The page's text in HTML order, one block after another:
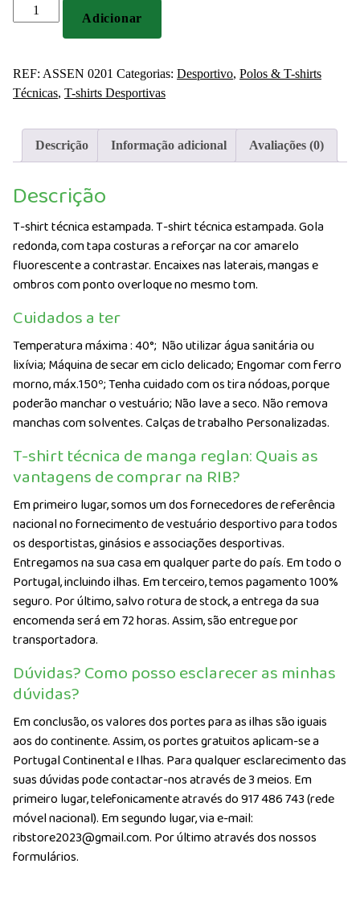
Quantidade
de
estampada
Adicionar
REF: ASSEN 0201 Categorias: Desportivo, Polos & T-shirts
Técnicas, T-shirts Desportivas
Descrição Informação adicional Avaliações (0)
Descrição
T-shirt técnica estampada. T-shirt técnica estampada. Gola
redonda, com tapa costuras a reforçar na cor amarelo
fluorescente a contrastar. Encaixes nas laterais, mangas e
ombros com ponto overloque no mesmo tom.
Cuidados a ter
Temperatura máxima : 40°; Não utilizar água sanitária ou
lixívia; Máquina de secar em ciclo delicado; Engomar com ferro
morno, máx.150º; Tenha cuidado com os tira nódoas, porque
poderão manchar o vestuário; Não lave a seco. Não remova
manchas com solventes. Calças de trabalho Personalizadas.
T-shirt técnica de manga reglan: Quais as
vantagens de comprar na RIB?
Em primeiro lugar, somos um dos fornecedores de referência
nacional no fornecimento de vestuário desportivo para todos
os desportistas, ginásios e associações desportivas.
Entregamos na sua casa em qualquer parte do país. Em todo o
Portugal, incluindo ilhas. Em terceiro, temos pagamento 100%
seguro. Por último, salvo rotura de stock, a entrega da sua
encomenda será em 72 horas. Assim, são entregue por
transportadora.
Dúvidas? Como posso esclarecer as minhas
dúvidas?
Em conclusão, os valores dos portes para as ilhas são iguais
aos do continente. Assim, os portes gratuitos aplicam-se a
Portugal Continental e Ilhas. Para qualquer esclarecimento das
suas dúvidas pode contactar-nos através de 3 meios. Em
primeiro lugar, telefonicamente através do 917 486 743 (rede
móvel nacional). Em segundo lugar, via e-mail:
ribstore2023@gmail.com. Por último através dos nossos
formulários.